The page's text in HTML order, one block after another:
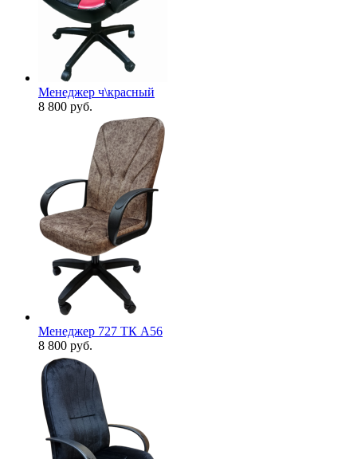
Менеджер ч\красный
8 800 руб.
Менеджер 727 ТК А56
8 800 руб.